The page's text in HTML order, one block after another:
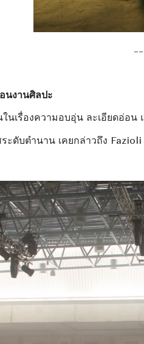
นงานศิลปะ
นเรื่องความอบอุ่น ละเอียดอ่อน
ดับตำนาน เคยกล่าวถึง